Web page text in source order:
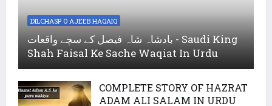
DILCHASP O AJEEB HAQAIQ
بادشاہ شاہ فیصل کے سچے واقعات - Saudi King
Shah Faisal Ke Sache Waqiat In Urdu
COMPLETE STORY OF HAZRAT
ADAM ALI SALAM IN URDU